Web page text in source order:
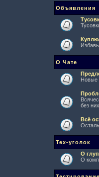
Объявления
О Чате
Новые
без
Всё
Тех-уголок
О
О